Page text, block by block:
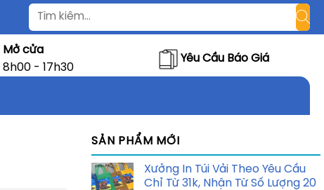
Mở cửa
8h00 - 17h30
Yêu Cầu Báo Giá
SẢN PHẨM MỚI
Xưởng In Túi Vải Theo Yêu Cầu
Chỉ Từ 31k, Nhận Từ Số Lượng 20